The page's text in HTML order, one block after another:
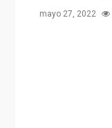
mayo 27, 2022